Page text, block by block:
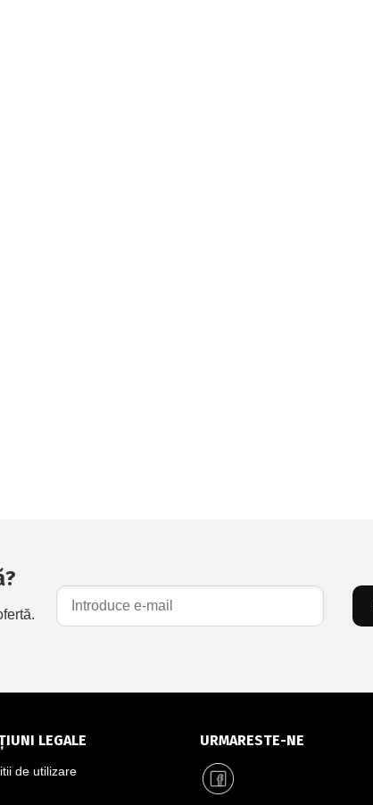
LEGALE
de utilizare
URMARESTE-NE